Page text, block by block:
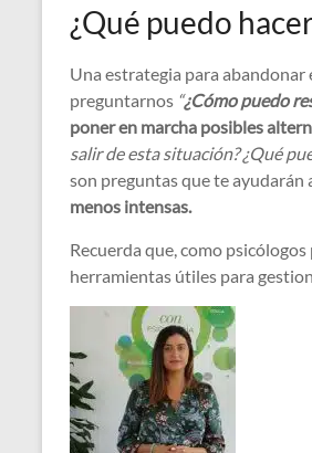
¿Qué puedo
Una estrategia para abandonar
preguntarnos “¿Cómo puedo
poner en marcha posibles
salir de esta situación? ¿Qué
son preguntas que te ayudarán
menos intensas.
Recuerda que, como
herramientas útiles para